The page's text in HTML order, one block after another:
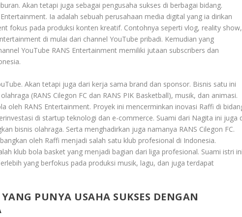
Akan tetapi juga sebagai pengusaha sukses di berbagai bidang.
Ia adalah sebuah perusahaan media digital yang ia dirikan
fokus pada produksi konten kreatif. Contohnya seperti vlog, reality show,
di mulai dari channel YouTube pribadi. Kemudian yang
YouTube RANS Entertainment memiliki jutaan subscribers dan
Akan tetapi juga dari kerja sama brand dan sponsor. Bisnis satu ini
(RANS Cilegon FC dan RANS PIK Basketball), musik, dan animasi.
oleh RANS Entertainment. Proyek ini mencerminkan inovasi Raffi di
di startup teknologi dan e-commerce. Suami dari Nagita ini juga
bisnis olahraga. Serta menghadirkan juga namanya RANS Cilegon FC.
oleh Raffi menjadi salah satu klub profesional di Indonesia.
klub bola basket yang menjadi bagian dari liga profesional. Suami istri ini
yang berfokus pada produksi musik, lagu, dan juga terdapat
PUNYA USAHA SUKSES DENGAN